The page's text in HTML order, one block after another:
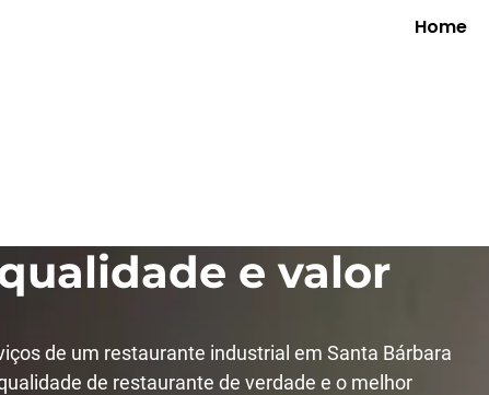
Home
e valor
de um restaurante industrial em Santa Bárbara
de restaurante de verdade e o melhor